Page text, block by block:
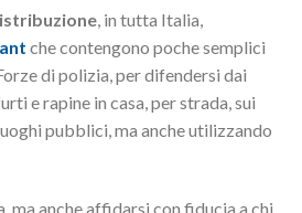
, in tutta Italia,
che contengono poche semplici
di polizia, per difendersi dai
e rapine in casa, per strada, sui
pubblici, ma anche utilizzando
ma anche affidarsi con fiducia a chi